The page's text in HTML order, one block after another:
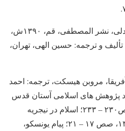
اسلام در آفریقا، علی بیگدلی، نشر المصطفی، قم، ۱۳۹۰ش،
آفریقا، تألیف و ترجمه: حسین الهی، تهران،
مروبن هیسکت، ترجمه: احمد
پژوهش های اسلامی آستان قدس
رضوی، مشهد، ۱۳۶۹ش، صص۲۳۰ – ۲۳۳؛ اسلام در نیجریه
کیهان فرهنگی، فروردین ۱۳۶۶، صص ۱۷ – ۲۱؛ پیام یونسکو،